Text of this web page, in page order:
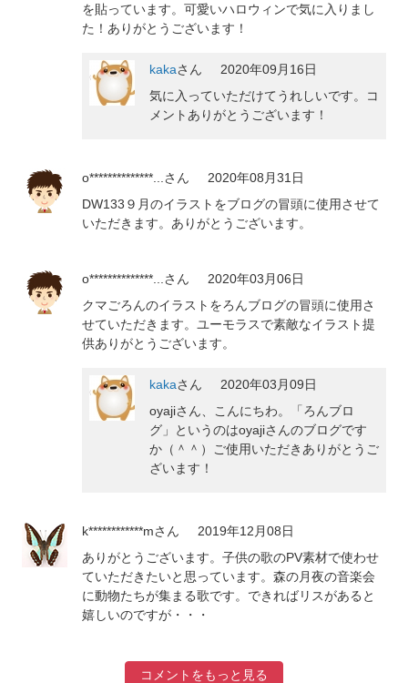
を貼っています。可愛いハロウィンで気に入りまし
た！ありがとうございます！
kakaさん
2020年09月16日
気に入っていただけてうれしいです。コ
メントありがとうございます！
o**************... さん
2020年08月31日
DW133９月のイラストをブログの冒頭に使用させて
いただきます。ありがとうございます。
o**************... さん
2020年03月06日
クマごろんのイラストをろんブログの冒頭に使用さ
せていただきます。ユーモラスで素敵なイラスト提
供ありがとうございます。
kakaさん
2020年03月09日
oyajiさん、こんにちわ。「ろんブロ
グ」というのはoyajiさんのブログです
か（＾＾）ご使用いただきありがとうご
ざいます！
k************mさん
2019年12月08日
ありがとうございます。子供の歌のPV素材で使わせ
ていただきたいと思っています。森の月夜の音楽会
に動物たちが集まる歌です。できればリスがあると
嬉しいのですが・・・
コメントをもっと見る